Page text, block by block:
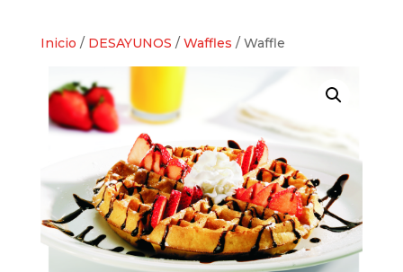
Inicio / DESAYUNOS / Waffles / Waffle